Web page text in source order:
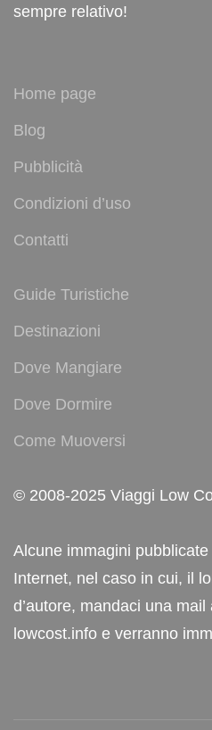
sempre relativo!
Home page
Blog
Pubblicità
Condizioni d’uso
Contatti
Guide Turistiche
Destinazioni
Dove Mangiare
Dove Dormire
Come Muoversi
© 2008-2025 Viaggi Low
Alcune immagini
Internet, nel caso in cui, il
d’autore, mandaci una
lowcost.info e verranno